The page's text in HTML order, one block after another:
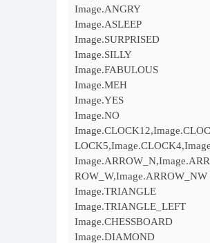
Image.ANGRY
Image.ASLEEP
Image.SURPRISED
Image.SILLY
Image.FABULOUS
Image.MEH
Image.YES
Image.NO
ROW_W,Image.ARROW_NW
Image.TRIANGLE
Image.TRIANGLE_LEFT
Image.CHESSBOARD
Image.DIAMOND